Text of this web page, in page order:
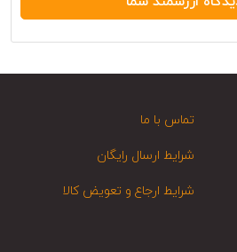
تماس با ما
شرایط ارسال رایگان
شرایط ارجاع و تعویض کالا